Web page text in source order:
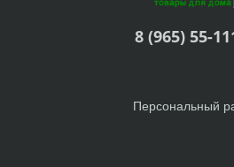
8 (965) 55-
Персональный